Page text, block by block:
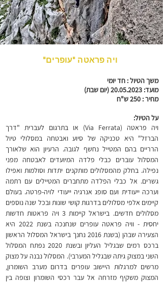
"ויה פראטה "עופרים
משך הטיול : חד יומי
מועד: 20.05.2023(יום שבת)
מחיר : 250 ש"ח
על הטיול:
ויה פראטה (Via Ferrata) או בתרגום לעברית "דרך
הברזל" היא טכניקה של סיוע ואבטחה במסלולי טיול
הרריים בהם המטייל נחשף לגובה. הרעיון הוא שלאורך
המסלול עוברים כבלי פלדה המיועדים לאבטחה מפני
נפילה. בחלק מהמסלולים מותקנים יתדות וסולמות ואפילו
גשרים. אל כבלי הפלדה מתחברים המטיילים עם רתמה
וערכה ייעודית ועם סופג אנרגיה ייעודי לויה-פרטה. בעולם
קיימים אלפי מסלולים בדרגות קושי שונות ובכל שנה נוספים
מסלולים חדשים. בישראל קיימות 3 ויה פראטות חדשות
יחסית - וויה פראטה עופרים שנחנכה בשנת 2022 היא
הצעירה שבהן (בשנת 2016 נחנך בישראל המסלול הראשון
ברכס רמים שבגליל העליון ובשנת 2020 נפתח המסלול
השני במצוק גיתה שבגליל המערבי). המסלול נבנה על מצוק
מרשים למרגלות היישוב עופרים בדרום מערב השומרון,
המצוק משקיף מזרחה אל עבר רכסי השומרון וצופה בין